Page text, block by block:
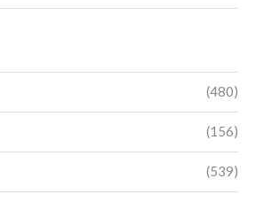
(480)
(156)
(539)